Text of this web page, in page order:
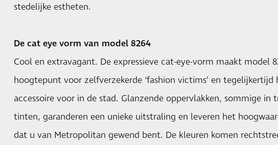
stedelijke estheten.
De cat eye vorm van model 8264
Cool en extravagant. De expressieve cat-eye-vorm maakt model
hoogtepunt voor zelfverzekerde ‘fashion victims’ en tegelijkertijd
accessoire voor in de stad. Glanzende oppervlakken, sommige in
tinten, garanderen een unieke uitstraling en leveren het
dat u van Metropolitan gewend bent. De kleuren komen